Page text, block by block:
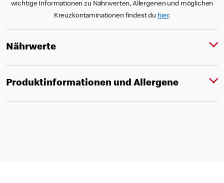
wichtige Informationen zu Nährwerten, Allergenen und möglichen
Kreuzkontaminationen findest du hier.
Nährwerte
Produktinformationen und Allergene